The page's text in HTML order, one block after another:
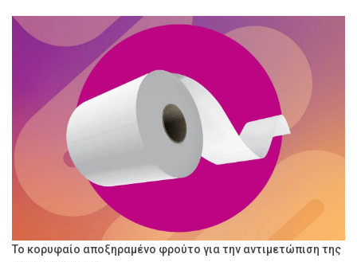
Το κορυφαίο αποξηραμένο φρούτο για την αντιμετώπιση της